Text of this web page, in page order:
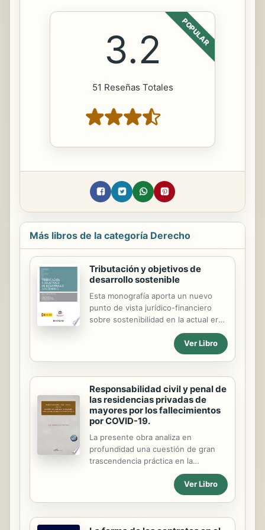
POPULAR
3.2
51 Reseñas Totales
Más libros de la categoría Derecho
Tributación y objetivos de
desarrollo sostenible
Esta monografía aporta un nuevo
punto de vista jurídico-financiero
sobre sostenibilidad en la actual era
digital, tomando como ejemplo
diversas situaciones que se
producen en el ámbito de actuación
La Asamblea General de las Naciones
Unidas aprobó, el 25 de septiembre
de 2015, el documento final de la
cumbre de las Naciones Unidas:
"Transformar nuestro mundo: la
Agenda 2030 para el Desarrollo
Sostenible" . La Agenda 2030, como
se recoge en el propio preámbulo de
la Resolución, es un plan de acción
en favor de las personas, el planeta
Ver Libro
Responsabilidad civil y penal de
las residencias privadas de
mayores por los fallecimientos
por COVID-19.
La presente obra analiza en
profundidad una cuestión de gran
trascendencia práctica en la
actualidad como es la normativa
aplicable a las eventuales
responsabilidades de las residencias
vinculado a las mismas, por los
Ver Libro